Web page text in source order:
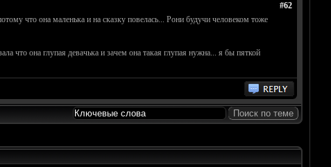
#62
что она маленька и на сказку повелась... Рони будучи человеком тоже
что она глупая девачька и зачем она такая глупая нужна... я бы пяткой